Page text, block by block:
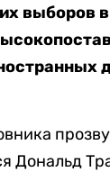
выборов
Дональд